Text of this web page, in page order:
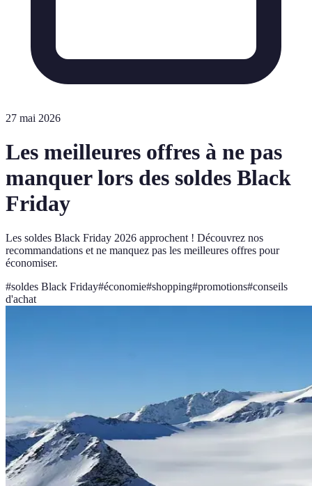
27 mai 2026
Les meilleures offres à ne pas
manquer lors des soldes Black
Friday
Les soldes Black Friday 2026 approchent ! Découvrez nos
recommandations et ne manquez pas les meilleures offres pour
économiser.
#soldes Black Friday#économie#shopping#promotions#conseils
d'achat